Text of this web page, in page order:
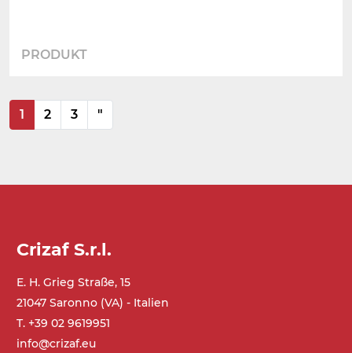
PRODUKT
Posts
Navigation
1 2 3 "
Crizaf S.r.l.
E. H. Grieg Straße, 15
21047 Saronno (VA) - Italien
T. +39 02 9619951
info@crizaf.eu